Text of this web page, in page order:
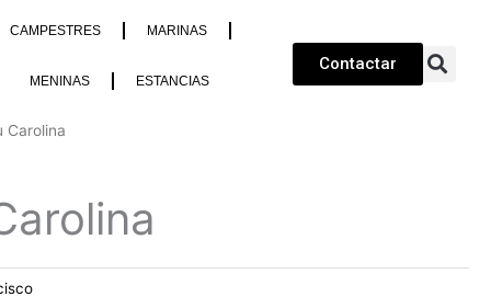
CAMPESTRES MARINAS
MENINAS ESTANCIAS
Contactar
Carolina